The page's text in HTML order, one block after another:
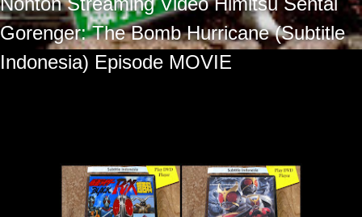
Gorenger: The Bomb Hurricane (Subtitle
Indonesia) Episode MOVIE